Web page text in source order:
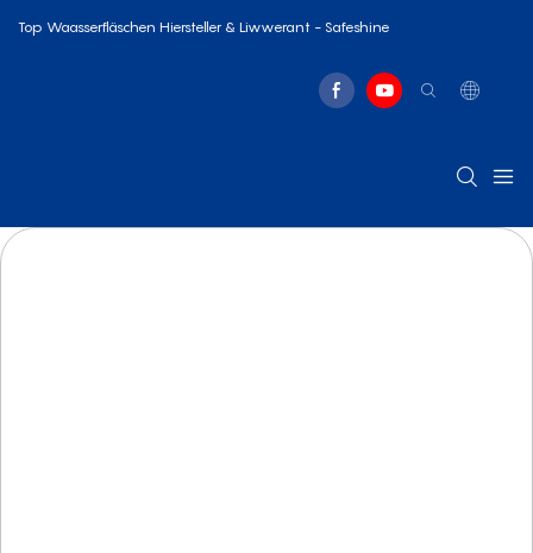
Top Waasserfläschen Hiersteller & Liwwerant - Safeshine